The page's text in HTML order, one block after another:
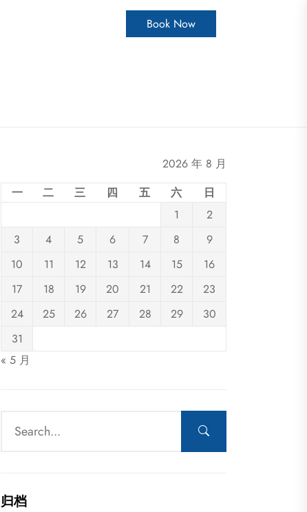
Book Now
2026 年 8 月
一
二 三 四 五 六
日
1
2
3
4 5 6 7 8
9
10
11 12 13 14 15
16
17
18 19 20 21 22
23
24
25 26 27 28 29
30
31
« 5 月
归档